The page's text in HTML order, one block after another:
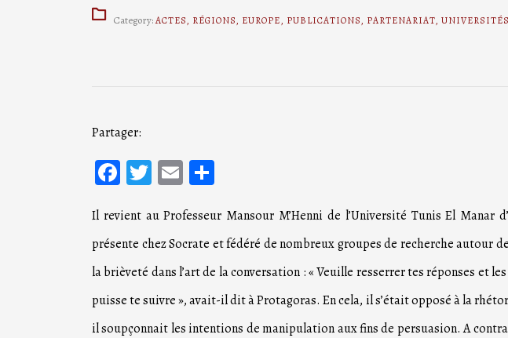
Category:ACTES, RÉGIONS, EUROPE, PUBLICATIONS, PARTENARIAT,
Partager:
Facebook
Twitter
Email
Il revient au Professeur Mansour M’Henni de l’Université Tunis El Manar
présente chez Socrate et fédéré de nombreux groupes de recherche autour
la brièveté dans l’art de la conversation : « Veuille resserrer tes réponses et
puisse te suivre », avait-il dit à Protagoras. En cela, il s’était opposé à la
il soupçonnait les intentions de manipulation aux fins de persuasion. A